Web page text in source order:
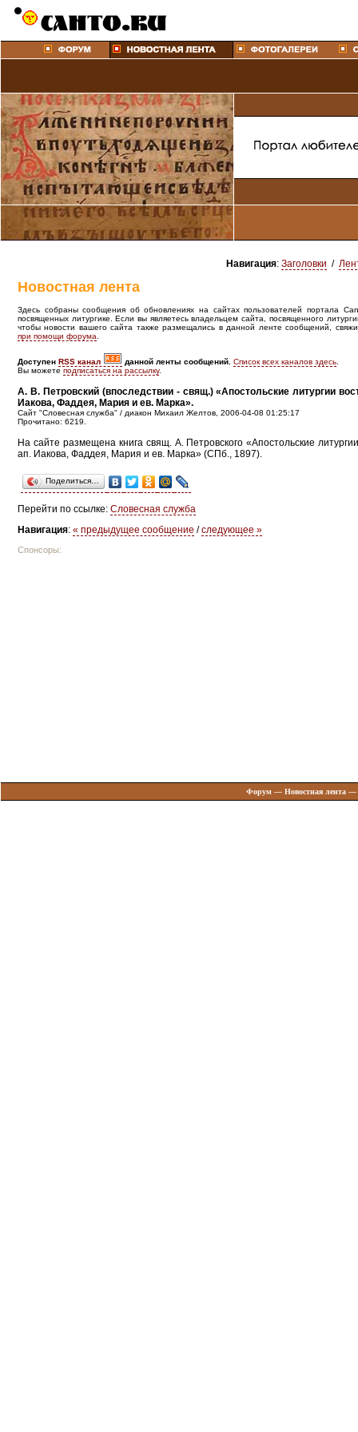
Навигация: Заголовки /
Новостная лента
Здесь собраны сообщения об обновлениях на сайтах пользователей портала
посвященных литургике. Если вы являетесь владельцем сайта, посвященного
чтобы новости вашего сайта также размещались в данной ленте сообщений,
при помощи форума
Доступен RSS канал данной ленты сообщений. Список всех каналов здесь
Вы можете подписаться на рассылку.
А. В. Петровский (впоследствии - свящ.) «Апостольские литургии
Иакова, Фаддея, Мария и ев. Марка».
Сайт "Словесная служба" / диакон Михаил Желтов, 2006-04-08 01:25:17
Прочитано: 6219.
На сайте размещена книга свящ. А. Петровского «Апостольские
ап. Иакова, Фаддея, Мария и ев. Марка» (СПб., 1897).
Поделиться…
Перейти по ссылке: Словесная служба
Навигация: « предыдущее сообщение /следующее »
Спонсоры:
Форум— Новостная лента—